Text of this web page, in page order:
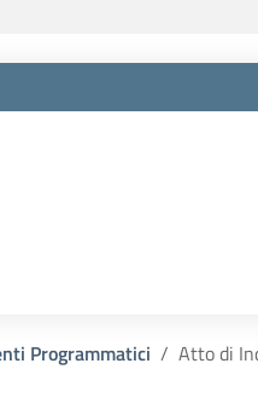
Programmatici Atto di